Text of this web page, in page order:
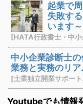
起業で
失敗す
います～
[HATA行政書士・中
中小企業診断士
業務と実務のリ
[士業独立開業サポー
Youtubeでも情報